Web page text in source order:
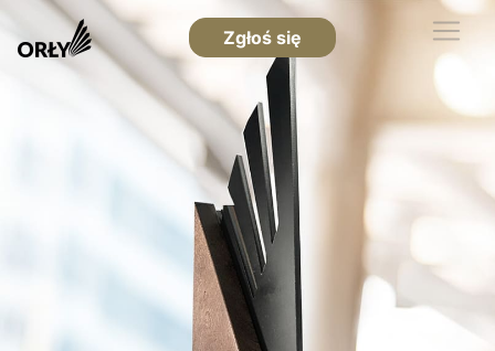
Zgłoś się